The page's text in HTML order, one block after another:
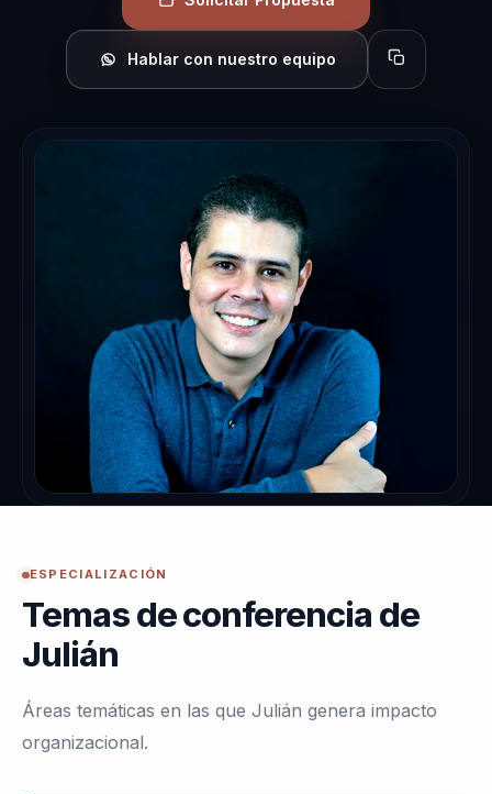
Hablar con nuestro equipo Copiar perfil
ESPECIALIZACIÓN
Temas de conferencia de
Julián
Áreas temáticas en las que Julián genera impacto
organizacional.